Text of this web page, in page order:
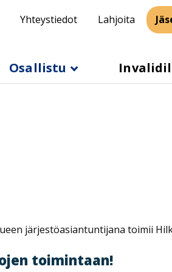
Yhteystiedot Lahjoita
Osallistu
järjestöasiantuntijana toimii
toimintaan!